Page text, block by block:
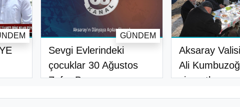
Sevgi Evlerindeki
çocuklar 30 Ağustos
Zafer Bayram..
GÜNDEM
Aksaray
Ali
ziyaretle..